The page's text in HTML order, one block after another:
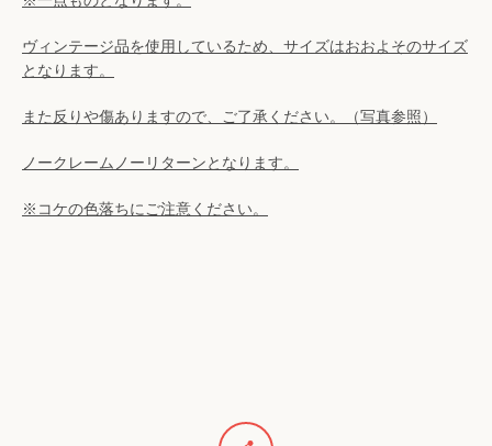
ヴィンテージ品を使用しているため、サイズはおおよそのサイズ
となります。
また反りや傷ありますので、ご了承ください。（写真参照）
ノークレームノーリターンとなります。
※コケの色落ちにご注意ください。